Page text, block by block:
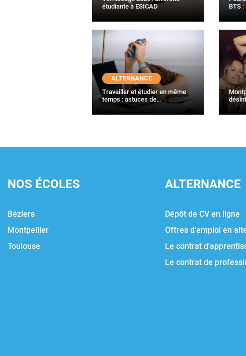
étudiante à ESICAD
BTS
ALTERNANCE
Travailler et étudier en même
temps : astuces de…
NOS ÉCOLES
Béziers
Montpellier
Toulouse
ALTERNANCE
Dépôt de CV en ligne
Offres d'emploi en
Le contrat
Le contrat de